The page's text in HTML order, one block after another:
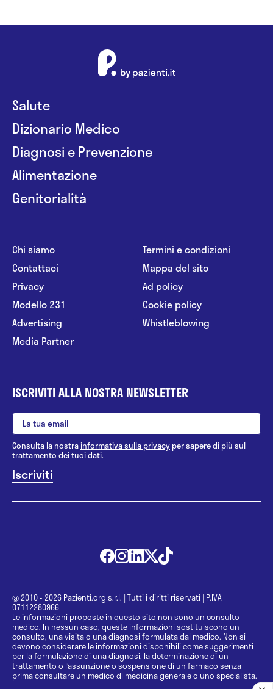
Salute
Dizionario Medico
Diagnosi e Prevenzione
Alimentazione
Genitorialità
Chi siamo
Contattaci
Privacy
Modello 231
Advertising
Media Partner
Termini e condizioni
Mappa del sito
Ad policy
Cookie policy
Whistleblowing
ISCRIVITI ALLA NOSTRA NEWSLETTER
Consulta la nostrainformativa sulla privacy per sapere di più sul
trattamento dei tuoi dati.
@ 2010 - 2026 Pazienti.org s.r.l. | Tutti i diritti riservati | P.IVA
07112280966
Le informazioni proposte in questo sito non sono un consulto
medico. In nessun caso, queste informazioni sostituiscono un
consulto, una visita o una diagnosi formulata dal medico. Non si
devono considerare le informazioni disponibili come suggerimenti
per la formulazione di una diagnosi, la determinazione di un
trattamento o l’assunzione o sospensione di un farmaco senza
prima consultare un medico di medicina generale o uno specialista.